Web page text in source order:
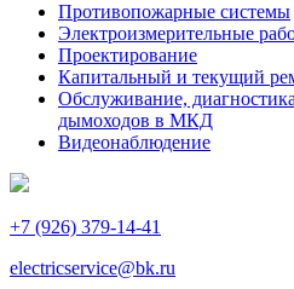
Противопожарные системы
Электроизмерительные
Проектирование
Капитальный и текущий
Обслуживание,
дымоходов в МКД
Видеонаблюдение
+7 (926) 379-14-41
electricservice@bk.ru